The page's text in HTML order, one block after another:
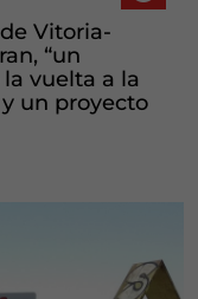
Vitoria-
“un
vuelta a la
un proyecto